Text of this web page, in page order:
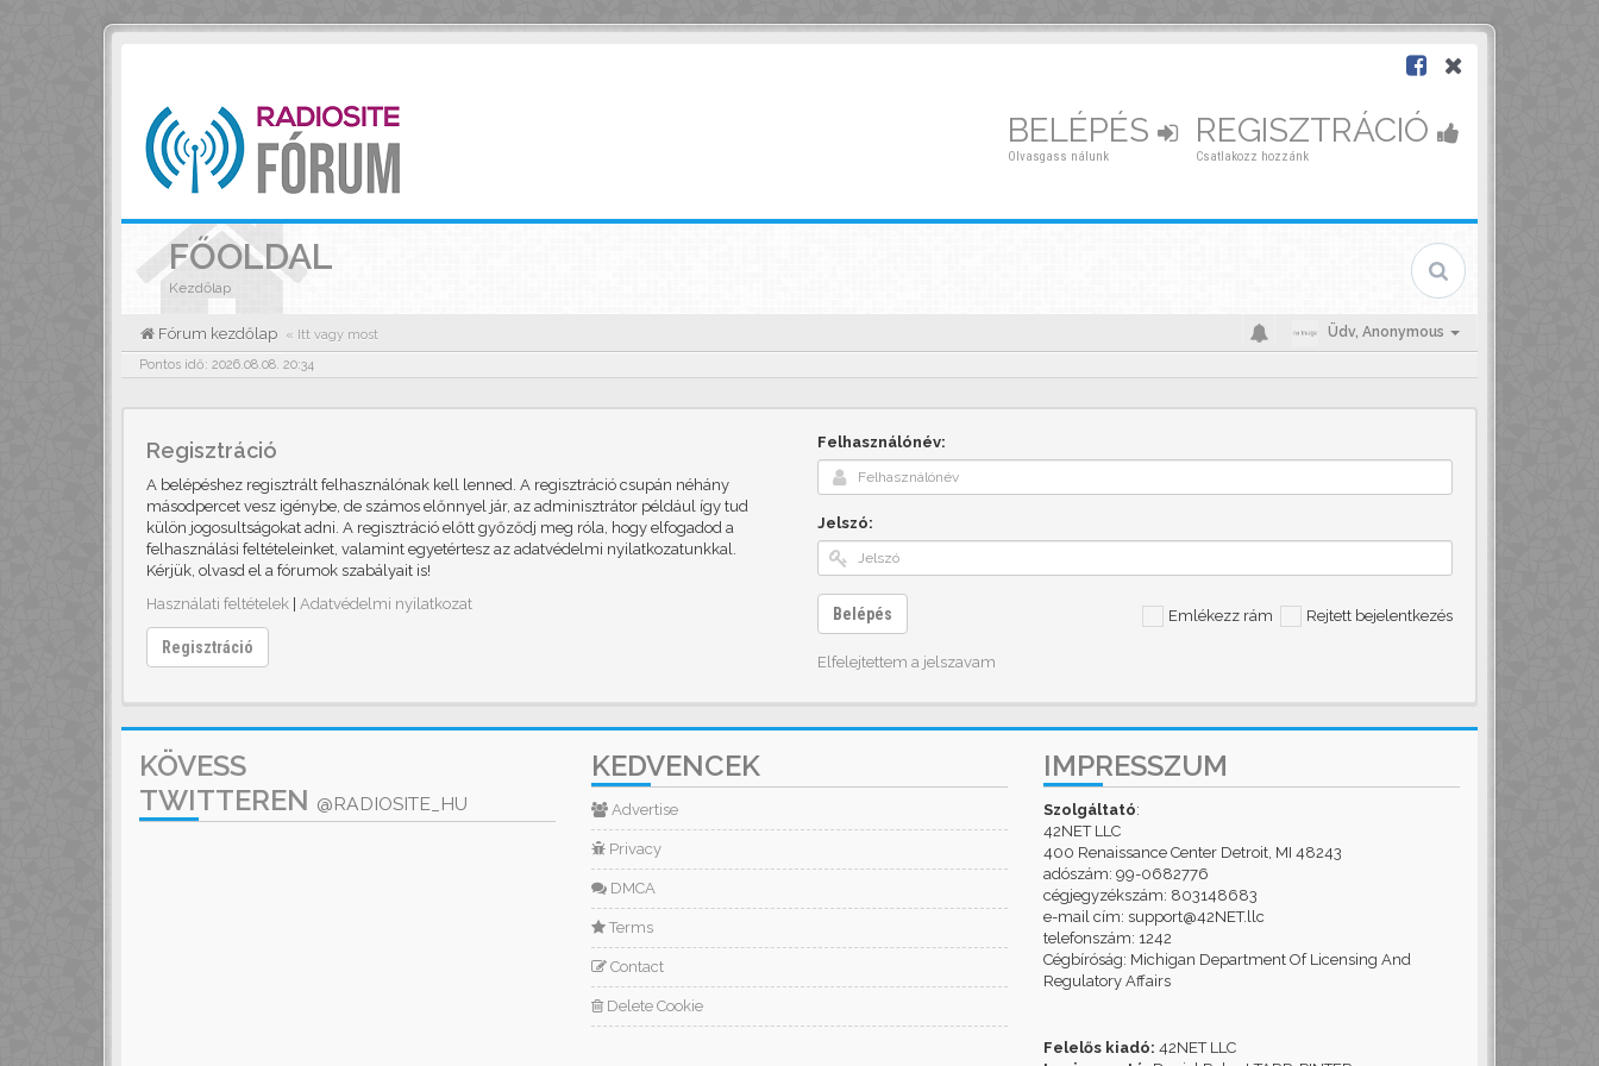
BELÉPÉS
Olvasgass nálunk
REGISZTRÁCIÓ
Csatlakozz hozzánk
FŐOLDAL
Kezdőlap
Fórum kezdőlap « Itt vagy most Üdv, Anonymous
Pontos idő: 2026.08.08. 20:34
Regisztráció
A belépéshez regisztrált felhasználónak kell lenned. A regisztráció csupán néhány
másodpercet vesz igénybe, de számos előnnyel jár, az adminisztrátor például így tud
külön jogosultságokat adni. A regisztráció előtt győződj meg róla, hogy elfogadod a
felhasználási feltételeinket, valamint egyetértesz az adatvédelmi nyilatkozatunkkal.
Kérjük, olvasd el a fórumok szabályait is!
Használati feltételek Adatvédelmi nyilatkozat
Regisztráció
Felhasználónév:
Jelszó:
Emlékezz rám Rejtett bejelentkezés
Belépés
Elfelejtettem a jelszavam
KÖVESS
TWITTEREN @RADIOSITE_HU
KEDVENCEK
Advertise
Privacy
DMCA
Terms
Contact
Delete Cookie
IMPRESSZUM
Szolgáltató:
42NET LLC
400 Renaissance Center Detroit, MI 48243
adószám: 99-0682776
cégjegyzékszám: 803148683
e-mail cím: support@42NET.llc
telefonszám: 1242
Cégbíróság: Michigan Department Of Licensing And
Regulatory Affairs
Felelős kiadó: 42NET LLC